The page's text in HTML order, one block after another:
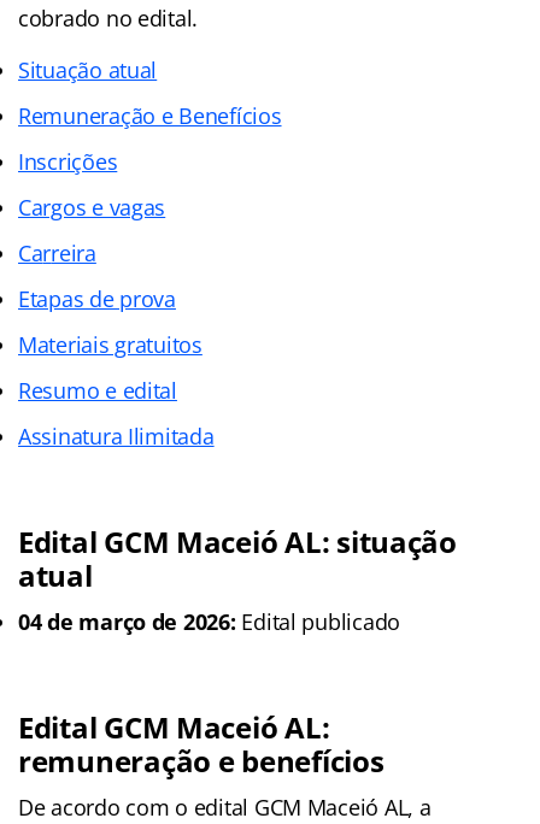
cobrado no edital.
Situação atual
Remuneração e Benefícios
Inscrições
Cargos e vagas
Carreira
Etapas de prova
Materiais gratuitos
Resumo e edital
Assinatura Ilimitada
Edital GCM Maceió AL: situação
atual
04 de março de 2026: Edital publicado
Edital GCM Maceió AL:
remuneração e benefícios
De acordo com o edital GCM Maceió AL, a